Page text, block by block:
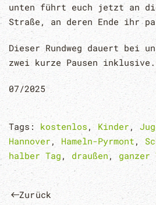
unten führt euch jetzt an
Straße, an deren Ende ihr
Dieser Rundweg dauert bei
zwei kurze Pausen
07/2025
Tags: kostenlos , Kinder ,
Hannover , Hameln-Pyrmont ,
halber Tag , draußen, ganzer
Zurück